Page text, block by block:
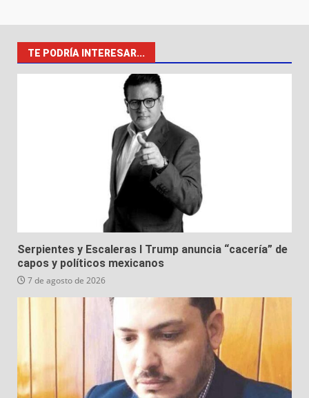
TE PODRÍA INTERESAR...
Serpientes y Escaleras I Trump anuncia “cacería” de
capos y políticos mexicanos
7 de agosto de 2026